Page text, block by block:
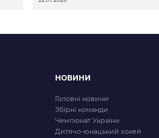
НОВИНИ
Головні новини
Збірні команди
Чемпіонат України
Дитячо-юнацький хокей